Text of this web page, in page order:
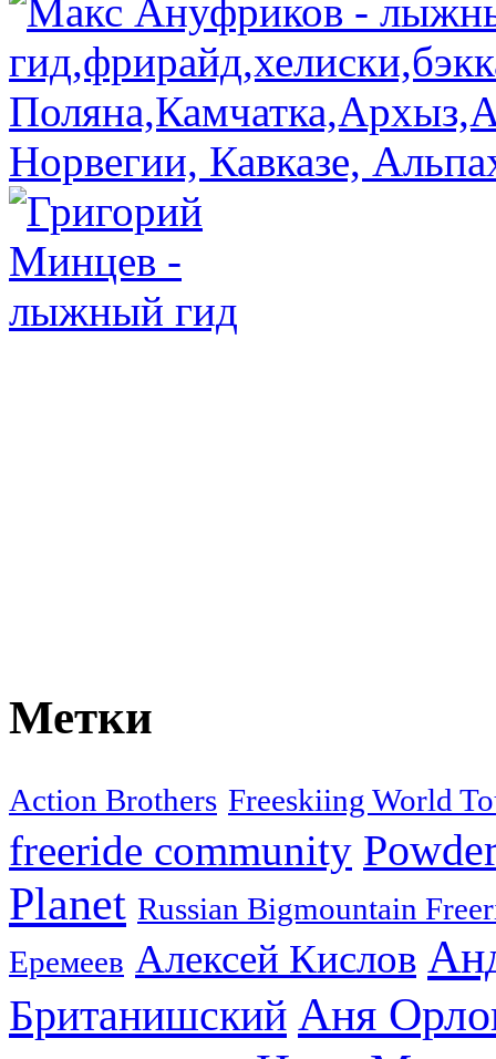
Метки
Action Brothers Freeskiing World
freeride community
Planet Russian Bigmountain
Еремеев Алексей Кислов
Британишский Аня